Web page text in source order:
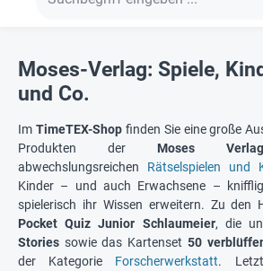
Moses-Verlag: Spiele,
und Co.
Im TimeTEX-Shopfinden Sie eine große
Produkten der Moses
abwechslungsreichen Rätselspielen und
Kinder – und auch Erwachsene –
spielerisch ihr Wissen erweitern. Zu den
Pocket Quiz Junior Schlaumeier, die
Stories sowie das Kartenset 50
der Kategorie Forscherwerkstatt.